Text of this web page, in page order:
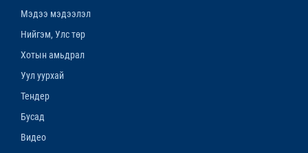
Мэдээ мэдээлэл
Нийгэм, Улс төр
Хотын амьдрал
Уул уурхай
Тендер
Бусад
Видео